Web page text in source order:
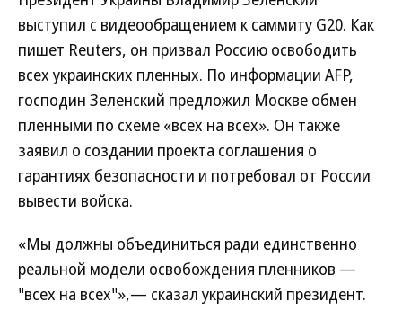
выступил с видеообращением к саммиту G20. Как
пишет Reuters, он призвал Россию освободить
всех украинских пленных. По информации AFP,
господин Зеленский предложил Москве обмен
пленными по схеме «всех на всех». Он также
заявил о создании проекта соглашения о
гарантиях безопасности и потребовал от России
вывести войска.
«Мы должны объединиться ради единственно
реальной модели освобождения пленников —
"всех на всех"»,— сказал украинский президент.